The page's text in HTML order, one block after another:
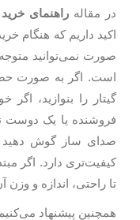
در مقاله راهنمای
اکید داریم که هنگام
صورت نمی‌توانید
است. اگر به صورت
گیتار را بنوازید، اگر
فروشنده یا یک دوست
صدای ساز گوش دهید
کیفیت‌تری دارد. اگر
تا راحتی، اندازه و وزن
همچنین پیشنهاد